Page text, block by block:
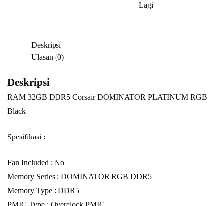
Lagi
Deskripsi
Ulasan (0)
Deskripsi
RAM 32GB DDR5 Corsair DOMINATOR PLATINUM RGB –
Black
Spesifikasi :
Fan Included : No
Memory Series : DOMINATOR RGB DDR5
Memory Type : DDR5